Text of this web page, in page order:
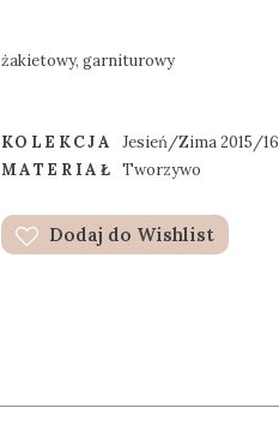
żakietowy, garniturowy
KOLEKCJA
Jesień/Zima 2015/16
MATERIAŁ Tworzywo
Dodaj do Wishlist